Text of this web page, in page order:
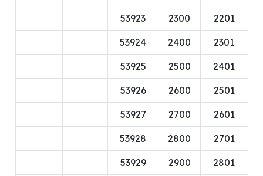
2201
2300
53923
2301
2400
53924
2401
2500
53925
2501
2600
53926
2601
2700
53927
2701
2800
53928
2801
2900
53929